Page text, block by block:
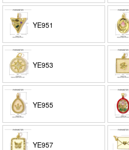
YE951
YE953
YE955
YE957